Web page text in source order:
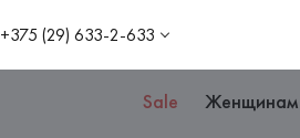
+375 (29) 633-2-633
Sale Женщинам